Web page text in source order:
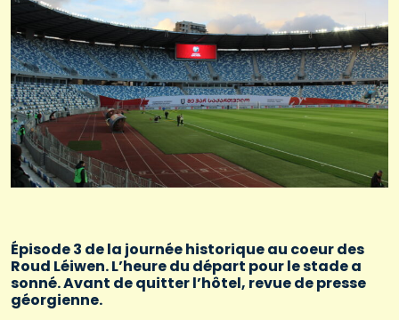
Épisode 3 de la journée historique au coeur des
Roud Léiwen. L’heure du départ pour le stade a
sonné. Avant de quitter l’hôtel, revue de presse
géorgienne.